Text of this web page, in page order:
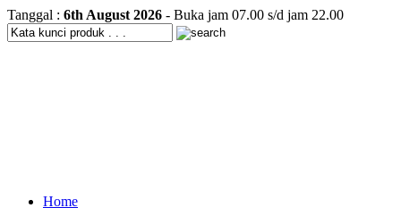
Tanggal : 6th August 2026 - Buka jam 07.00 s/d jam 22.00
Home